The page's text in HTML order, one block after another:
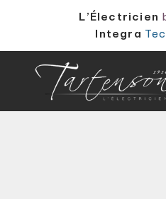
L’Électricien
Integra
Panneau de gestion des cookies